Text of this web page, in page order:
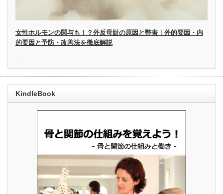
女性ホルモンの関与も！？外反母趾の原因と弊害｜外的要因・内
的要因と予防・改善法を徹底解説
KindleBook